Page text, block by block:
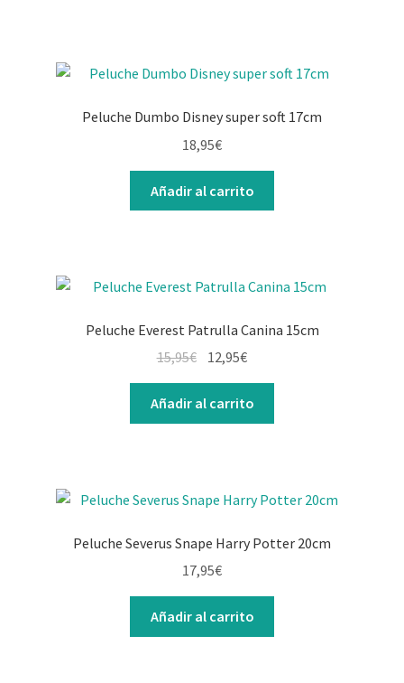
Peluche Dumbo Disney super soft 17cm
18,95€
Añadir al carrito
Peluche Everest Patrulla Canina 15cm
15,95€ 12,95€
Añadir al carrito
Peluche Severus Snape Harry Potter 20cm
17,95€
Añadir al carrito